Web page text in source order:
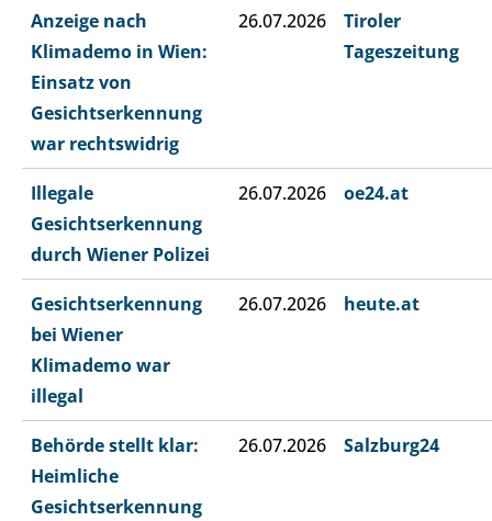
Anzeige nach
Klimademo in Wien:
Einsatz von
Gesichtserkennung
war rechtswidrig
26.07.2026
Tiroler
Tageszeitung
Illegale
Gesichtserkennung
durch Wiener Polizei
26.07.2026 oe24.at
Gesichtserkennung
bei Wiener
Klimademo war
illegal
26.07.2026 heute.at
Behörde stellt klar:
Heimliche
Gesichtserkennung
26.07.2026 Salzburg24